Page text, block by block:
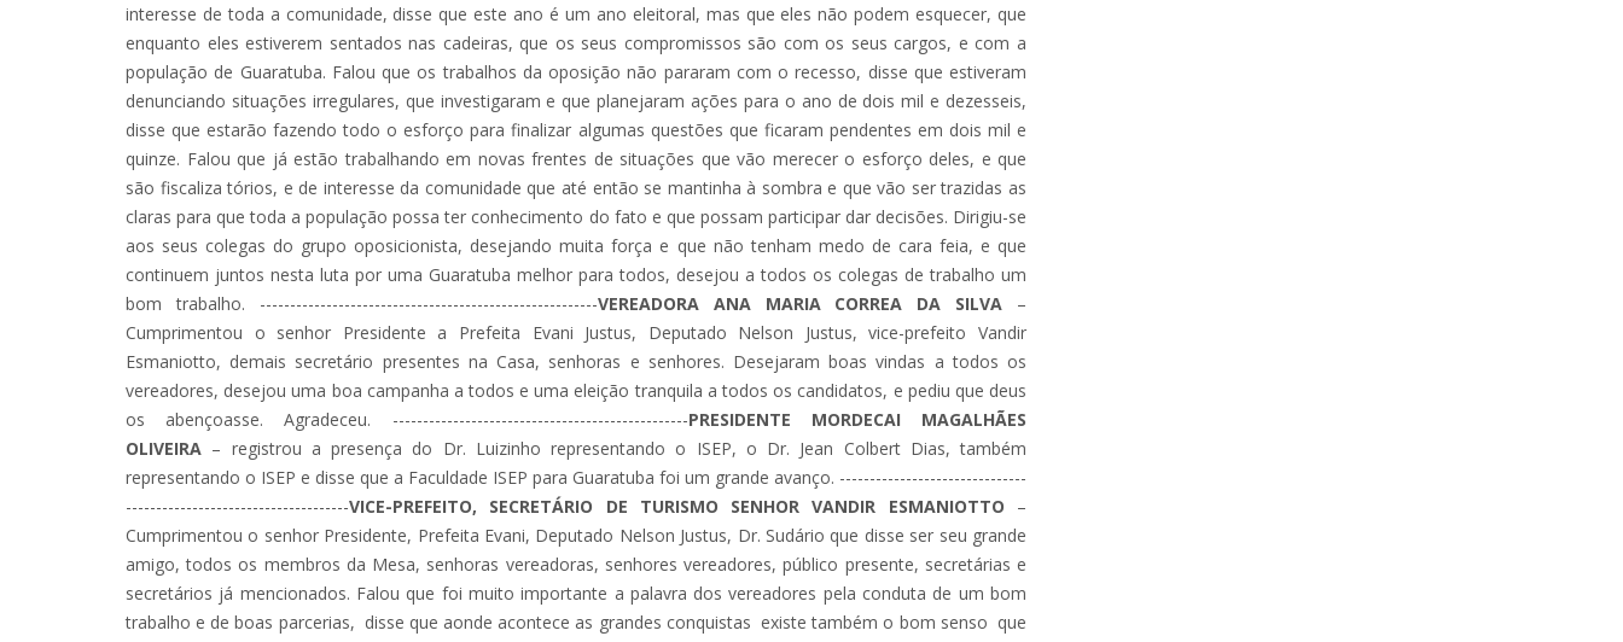
interesse de toda a comunidade, disse que este ano é um ano eleitoral, mas que eles não podem esquecer, que
enquanto eles estiverem sentados nas cadeiras, que os seus compromissos são com os seus cargos, e com a
população de Guaratuba. Falou que os trabalhos da oposição não pararam com o recesso, disse que estiveram
denunciando situações irregulares, que investigaram e que planejaram ações para o ano de dois mil e dezesseis,
disse que estarão fazendo todo o esforço para finalizar algumas questões que ficaram pendentes em dois mil e
quinze. Falou que já estão trabalhando em novas frentes de situações que vão merecer o esforço deles, e que
são fiscaliza tórios, e de interesse da comunidade que até então se mantinha à sombra e que vão ser trazidas as
claras para que toda a população possa ter conhecimento do fato e que possam participar dar decisões. Dirigiu-se
aos seus colegas do grupo oposicionista, desejando muita força e que não tenham medo de cara feia, e que
continuem juntos nesta luta por uma Guaratuba melhor para todos, desejou a todos os colegas de trabalho um
bom trabalho. --------------------------------------------------------VEREADORA ANA MARIA CORREA DA SILVA –
Cumprimentou o senhor Presidente a Prefeita Evani Justus, Deputado Nelson Justus, vice-prefeito Vandir
Esmaniotto, demais secretário presentes na Casa, senhoras e senhores. Desejaram boas vindas a todos os
vereadores, desejou uma boa campanha a todos e uma eleição tranquila a todos os candidatos, e pediu que deus
os abençoasse. Agradeceu. -------------------------------------------------PRESIDENTE MORDECAI MAGALHÃES
OLIVEIRA – registrou a presença do Dr. Luizinho representando o ISEP, o Dr. Jean Colbert Dias, também
representando o ISEP e disse que a Faculdade ISEP para Guaratuba foi um grande avanço. -------------------------------
-------------------------------------VICE-PREFEITO, SECRETÁRIO DE TURISMO SENHOR VANDIR ESMANIOTTO –
Cumprimentou o senhor Presidente, Prefeita Evani, Deputado Nelson Justus, Dr. Sudário que disse ser seu grande
amigo, todos os membros da Mesa, senhoras vereadoras, senhores vereadores, público presente, secretárias e
secretários já mencionados. Falou que foi muito importante a palavra dos vereadores pela conduta de um bom
trabalho e de boas parcerias, disse que aonde acontece as grandes conquistas existe também o bom senso que